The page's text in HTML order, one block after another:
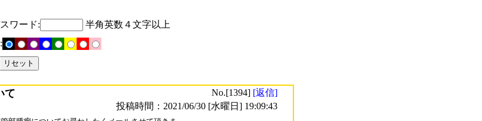
ワード:
半角英数４文字以上
て No.[1394] [返信]
投稿時間：2021/06/30 [水曜日] 19:09:43